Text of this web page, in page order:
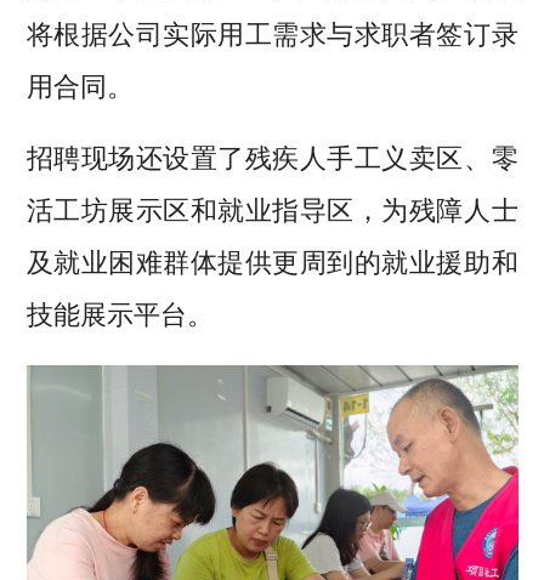
将根据公司实际用工需求与求职者签订录
用合同。
招聘现场还设置了残疾人手工义卖区、零
活工坊展示区和就业指导区，为残障人士
及就业困难群体提供更周到的就业援助和
技能展示平台。